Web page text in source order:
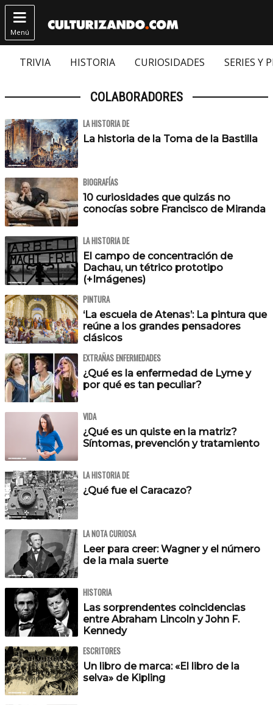

Menú
TRIVIA HISTORIA CURIOSIDADES SERIES Y
COLABORADORES
LA HISTORIA DE
La historia de la Toma de la Bastilla
BIOGRAFÍAS
10 curiosidades que quizás no
conocías sobre Francisco de Miranda
LA HISTORIA DE
El campo de concentración de
Dachau, un tétrico prototipo
(+Imágenes)
PINTURA
‘La escuela de Atenas’: La pintura que
reúne a los grandes pensadores
clásicos
EXTRAÑAS ENFERMEDADES
¿Qué es la enfermedad de Lyme y
por qué es tan peculiar?
VIDA
¿Qué es un quiste en la matriz?
Síntomas, prevención y tratamiento
LA HISTORIA DE
¿Qué fue el Caracazo?
LA NOTA CURIOSA
Leer para creer: Wagner y el número
de la mala suerte
HISTORIA
Las sorprendentes coincidencias
entre Abraham Lincoln y John F.
Kennedy
ESCRITORES
Un libro de marca: «El libro de la
selva» de Kipling